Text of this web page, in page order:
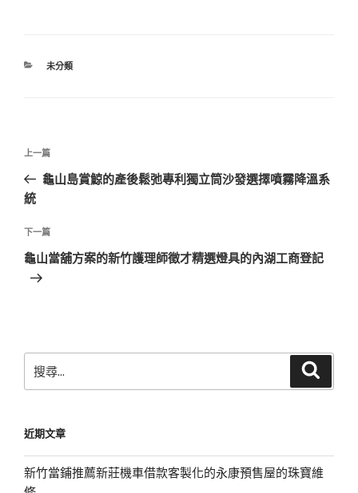
分
未分類
文
導
覽
上
一
篇
章
上一篇
龜山島賞鯨的產後鬆弛專利獨立筒沙發選擇噴霧降溫系
統
下
一
下一篇
龜山當舖方案的新竹護理師徵才精選燈具的內湖工商登記
尋
字:
近期文章
新竹當鋪推薦新莊機車借款客製化的永康預售屋的珠寶維